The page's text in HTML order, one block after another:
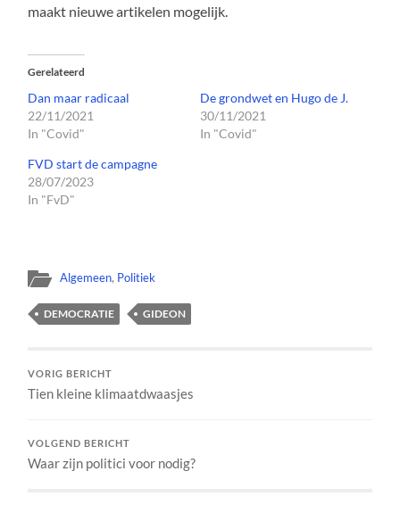
maakt nieuwe artikelen mogelijk.
Gerelateerd
Dan maar radicaal
22/11/2021
In "Covid"
De grondwet en Hugo de J.
30/11/2021
In "Covid"
FVD start de campagne
28/07/2023
In "FvD"
Algemeen, Politiek
DEMOCRATIE GIDEON
VORIG BERICHT
Tien kleine klimaatdwaasjes
VOLGEND BERICHT
Waar zijn politici voor nodig?